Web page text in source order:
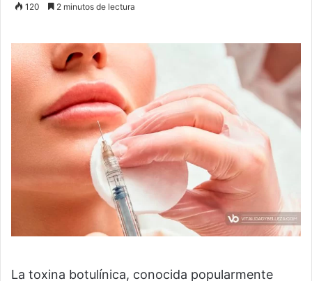
120 2 minutos de lectura
La toxina botulínica, conocida popularmente